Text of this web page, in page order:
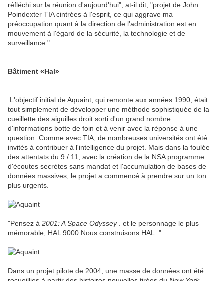
réfléchi sur la réunion d'aujourd'hui", at-il dit, "projet de John
Poindexter TIA cintrées à l'esprit, ce qui aggrave ma
préoccupation quant à la direction de l'administration est en
mouvement à l'égard de la sécurité, la technologie et de
surveillance."
Bâtiment «Hal»
L'objectif initial de Aquaint, qui remonte aux années 1990, était
tout simplement de développer une méthode sophistiquée de la
cueillette des aiguilles droit sorti d'un grand nombre
d'informations botte de foin et à venir avec la réponse à une
question. Comme avec TIA, de nombreuses universités ont été
invités à contribuer à l'intelligence du projet. Mais dans la foulée
des attentats du 9 / 11, avec la création de la NSA programme
d'écoutes secrètes sans mandat et l'accumulation de bases de
données massives, le projet a commencé à prendre sur un ton
plus urgents.
"Pensez à 2001: A Space Odyssey. et le personnage le plus
mémorable, HAL 9000 Nous construisons HAL. "
Dans un projet pilote de 2004, une masse de données ont été